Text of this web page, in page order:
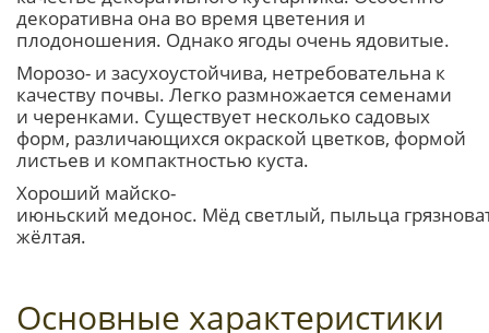
декоративна она во время цветения и
плодоношения. Однако ягоды очень ядовитые.
Морозо- и засухоустойчива, нетребовательна к
качеству почвы. Легко размножается семенами
и черенками. Существует несколько садовых
форм, различающихся окраской цветков, формой
листьев и компактностью куста.
Хороший майско-
июньский медонос. Мёд светлый, пыльца
жёлтая.
Основные характеристики